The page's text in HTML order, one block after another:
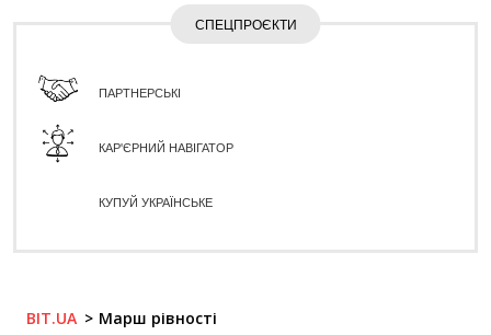
СПЕЦПРОЄКТИ
ПАРТНЕРСЬКІ
КАР'ЄРНИЙ НАВІГАТОР
КУПУЙ УКРАЇНСЬКЕ
BIT.UA Марш рівності